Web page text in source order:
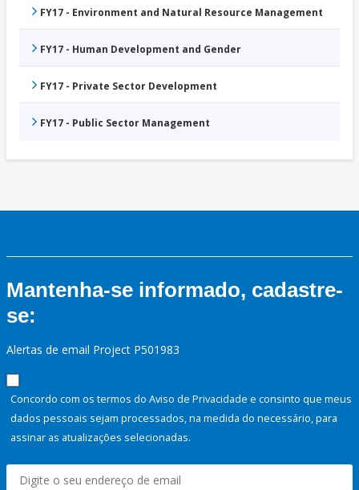
FY17 - Environment and Natural Resource Management
FY17 - Human Development and Gender
FY17 - Private Sector Development
FY17 - Public Sector Management
Mantenha-se informado, cadastre-
se:
Alertas de email Project P501983
Concordo com os termos do Aviso de Privacidade e consinto que meus
dados pessoais sejam processados, na medida do necessário, para
assinar as atualizações selecionadas.